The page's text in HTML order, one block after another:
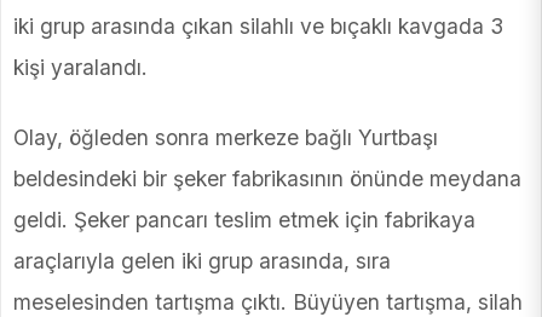
iki grup arasında çıkan silahlı ve bıçaklı kavgada 3
kişi yaralandı.
Olay, öğleden sonra merkeze bağlı Yurtbaşı
beldesindeki bir şeker fabrikasının önünde meydana
geldi. Şeker pancarı teslim etmek için fabrikaya
araçlarıyla gelen iki grup arasında, sıra
meselesinden tartışma çıktı. Büyüyen tartışma, silah